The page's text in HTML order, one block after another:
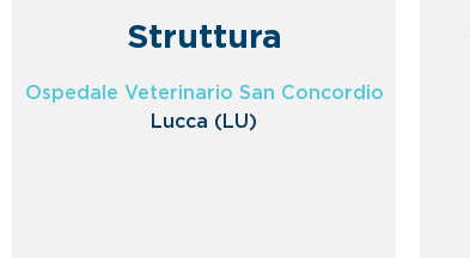
Struttura
Ospedale Veterinario San Concordio
Lucca (LU)